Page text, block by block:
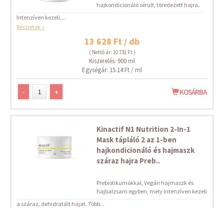
hajkondicionáló sérült, töredezett hajra.
Intenzíven kezeli,...
Részletek »
13 628 Ft / db
( Nettó ár: 10 731 Ft )
Kiszerelés: 900 ml
Egységár: 15.14 Ft / ml
- + KOSÁRBA
Kinactif N1 Nutrition 2-In-1
Mask tápláló 2 az 1-ben
hajkondicionáló és hajmaszk
száraz hajra Preb..
Prebiotikumokkal, Vegán hajmaszk és
hajbalzsam egyben, mely intenzíven kezeli
a száraz, dehidratált hajat. Több...